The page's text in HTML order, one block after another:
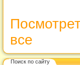
все
Поиск по сайту